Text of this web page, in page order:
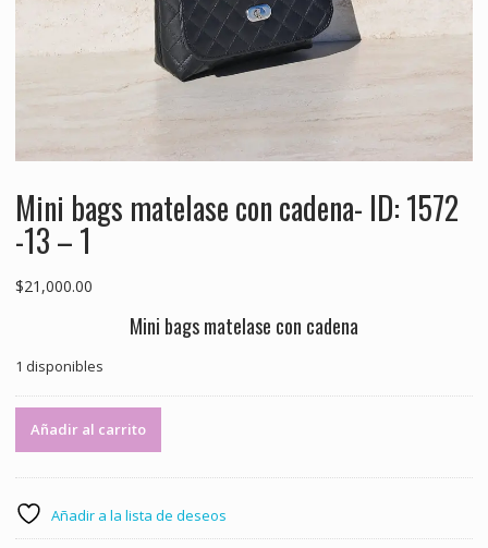
Mini bags matelase con cadena- ID: 1572
-13 – 1
$21,000.00
Mini bags matelase con cadena
1 disponibles
bags
cadena-
ID:
Añadir al carrito
Añadir a la lista de deseos